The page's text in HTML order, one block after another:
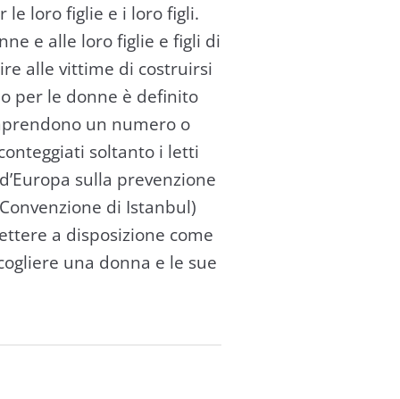
le loro figlie e i loro figli.
e alle loro figlie e figli di
alle vittime di costruirsi
per le donne è definito
un numero o
soltanto i letti
sulla prevenzione
di Istanbul)
a disposizione come
una donna e le sue